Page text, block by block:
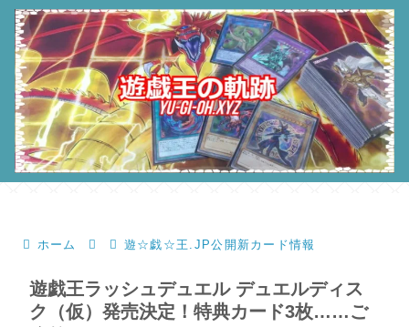
ホーム 遊☆戯☆王.JP公開新カード情報
遊戯王ラッシュデュエル デュエルディス
ク（仮）発売決定！特典カード3枚……ご